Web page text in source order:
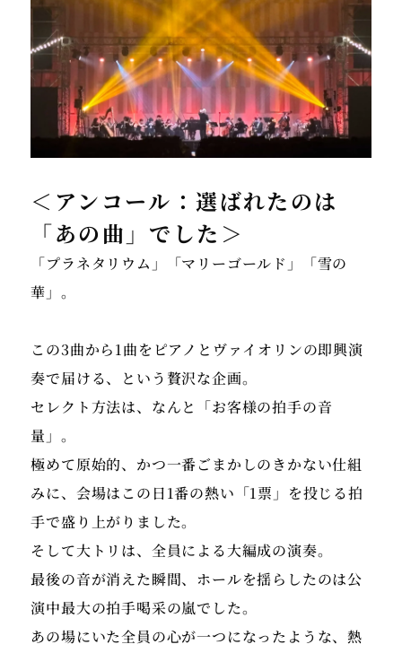
＜アンコール：選ばれたのは
「あの曲」でした＞
「プラネタリウム」「マリーゴールド」「雪の
華」。
この3曲から1曲をピアノとヴァイオリンの即興演
奏で届ける、という贅沢な企画。
セレクト方法は、なんと「お客様の拍手の音
量」。
極めて原始的、かつ一番ごまかしのきかない仕組
みに、会場はこの日1番の熱い「1票」を投じる拍
手で盛り上がりました。
そして大トリは、全員による大編成の演奏。
最後の音が消えた瞬間、ホールを揺らしたのは公
演中最大の拍手喝采の嵐でした。
あの場にいた全員の心が一つになったような、熱